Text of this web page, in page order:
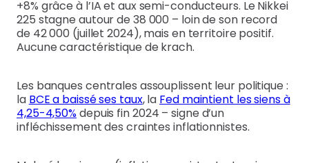
+8% grâce à l’IA et aux semi-conducteurs. Le Nikkei
225 stagne autour de 38 000 – loin de son record
de 42 000 (juillet 2024), mais en territoire positif.
Aucune caractéristique de krach.
Les banques centrales assouplissent leur politique :
la BCE a baissé ses taux, la Fed maintient les siens à
4,25-4,50%depuis fin 2024 – signe d’un
infléchissement des craintes inflationnistes.